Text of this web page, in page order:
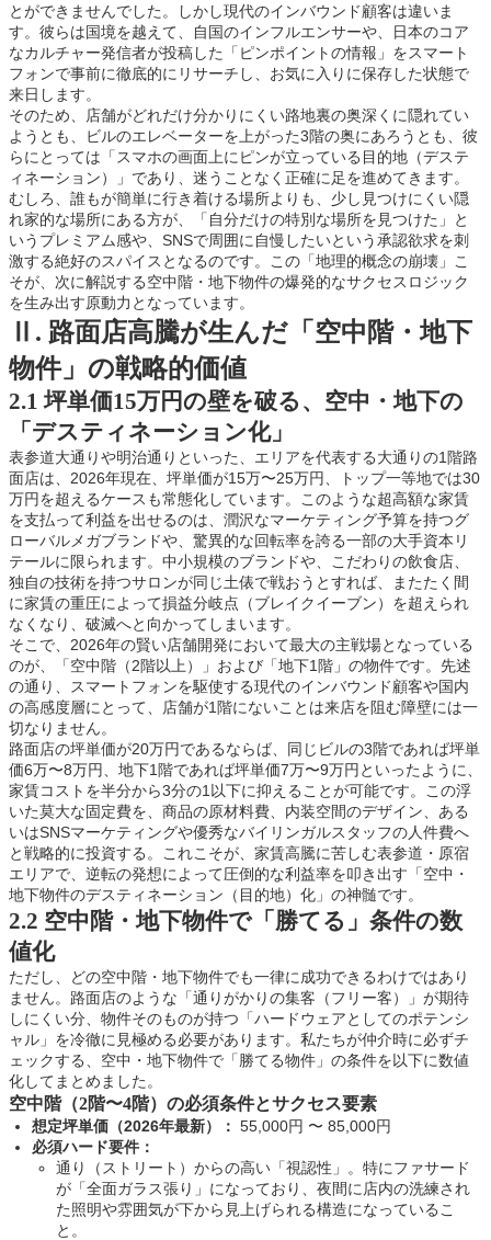
とができませんでした。しかし現代のインバウンド顧客は違いま
す。彼らは国境を越えて、自国のインフルエンサーや、日本のコア
なカルチャー発信者が投稿した「ピンポイントの情報」をスマート
フォンで事前に徹底的にリサーチし、お気に入りに保存した状態で
来日します。
そのため、店舗がどれだけ分かりにくい路地裏の奥深くに隠れてい
ようとも、ビルのエレベーターを上がった3階の奥にあろうとも、彼
らにとっては「スマホの画面上にピンが立っている目的地（デステ
ィネーション）」であり、迷うことなく正確に足を進めてきます。
むしろ、誰もが簡単に行き着ける場所よりも、少し見つけにくい隠
れ家的な場所にある方が、「自分だけの特別な場所を見つけた」と
いうプレミアム感や、SNSで周囲に自慢したいという承認欲求を刺
激する絶好のスパイスとなるのです。この「地理的概念の崩壊」こ
そが、次に解説する空中階・地下物件の爆発的なサクセスロジック
を生み出す原動力となっています。
Ⅱ. 路面店高騰が生んだ「空中階・地下
物件」の戦略的価値
2.1 坪単価15万円の壁を破る、空中・地下の
「デスティネーション化」
表参道大通りや明治通りといった、エリアを代表する大通りの1階路
面店は、2026年現在、坪単価が15万〜25万円、トップ一等地では30
万円を超えるケースも常態化しています。このような超高額な家賃
を支払って利益を出せるのは、潤沢なマーケティング予算を持つグ
ローバルメガブランドや、驚異的な回転率を誇る一部の大手資本リ
テールに限られます。中小規模のブランドや、こだわりの飲食店、
独自の技術を持つサロンが同じ土俵で戦おうとすれば、またたく間
に家賃の重圧によって損益分岐点（ブレイクイーブン）を超えられ
なくなり、破滅へと向かってしまいます。
そこで、2026年の賢い店舗開発において最大の主戦場となっている
のが、「空中階（2階以上）」および「地下1階」の物件です。先述
の通り、スマートフォンを駆使する現代のインバウンド顧客や国内
の高感度層にとって、店舗が1階にないことは来店を阻む障壁には一
切なりません。
路面店の坪単価が20万円であるならば、同じビルの3階であれば坪単
価6万〜8万円、地下1階であれば坪単価7万〜9万円といったように、
家賃コストを半分から3分の1以下に抑えることが可能です。この浮
いた莫大な固定費を、商品の原材料費、内装空間のデザイン、ある
いはSNSマーケティングや優秀なバイリンガルスタッフの人件費へ
と戦略的に投資する。これこそが、家賃高騰に苦しむ表参道・原宿
エリアで、逆転の発想によって圧倒的な利益率を叩き出す「空中・
地下物件のデスティネーション（目的地）化」の神髄です。
2.2 空中階・地下物件で「勝てる」条件の数
値化
ただし、どの空中階・地下物件でも一律に成功できるわけではあり
ません。路面店のような「通りがかりの集客（フリー客）」が期待
しにくい分、物件そのものが持つ「ハードウェアとしてのポテンシ
ャル」を冷徹に見極める必要があります。私たちが仲介時に必ずチ
ェックする、空中・地下物件で「勝てる物件」の条件を以下に数値
化してまとめました。
空中階（2階〜4階）の必須条件とサクセス要素
想定坪単価（2026年最新）： 55,000円 〜 85,000円
必須ハード要件：
通り（ストリート）からの高い「視認性」。特にファサード
が「全面ガラス張り」になっており、夜間に店内の洗練され
た照明や雰囲気が下から見上げられる構造になっているこ
と。